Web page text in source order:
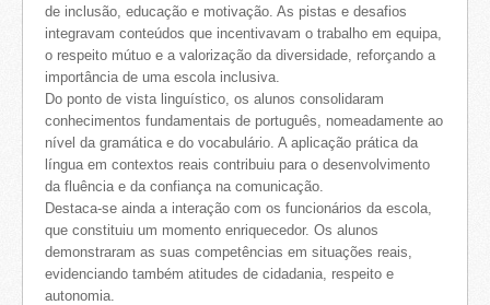
de inclusão, educação e motivação. As pistas e desafios
integravam conteúdos que incentivavam o trabalho em equipa,
o respeito mútuo e a valorização da diversidade, reforçando a
importância de uma escola inclusiva.
Do ponto de vista linguístico, os alunos consolidaram
conhecimentos fundamentais de português, nomeadamente ao
nível da gramática e do vocabulário. A aplicação prática da
língua em contextos reais contribuiu para o desenvolvimento
da fluência e da confiança na comunicação.
Destaca-se ainda a interação com os funcionários da escola,
que constituiu um momento enriquecedor. Os alunos
demonstraram as suas competências em situações reais,
evidenciando também atitudes de cidadania, respeito e
autonomia.